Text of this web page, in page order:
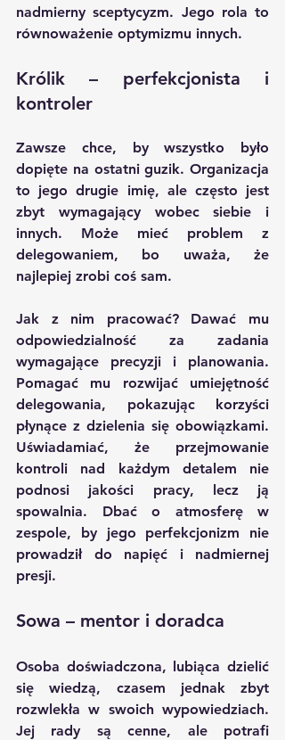
nadmierny sceptycyzm. Jego rola to
równoważenie optymizmu innych.
Królik – perfekcjonista i
kontroler
Zawsze chce, by wszystko było
dopięte na ostatni guzik. Organizacja
to jego drugie imię, ale często jest
zbyt wymagający wobec siebie i
innych. Może mieć problem z
delegowaniem, bo uważa, że
najlepiej zrobi coś sam.
Jak z nim pracować? Dawać mu
odpowiedzialność za zadania
wymagające precyzji i planowania.
Pomagać mu rozwijać umiejętność
delegowania, pokazując korzyści
płynące z dzielenia się obowiązkami.
Uświadamiać, że przejmowanie
kontroli nad każdym detalem nie
podnosi jakości pracy, lecz ją
spowalnia. Dbać o atmosferę w
zespole, by jego perfekcjonizm nie
prowadził do napięć i nadmiernej
presji.
Sowa – mentor i doradca
Osoba doświadczona, lubiąca dzielić
się wiedzą, czasem jednak zbyt
rozwlekła w swoich wypowiedziach.
Jej rady są cenne, ale potrafi